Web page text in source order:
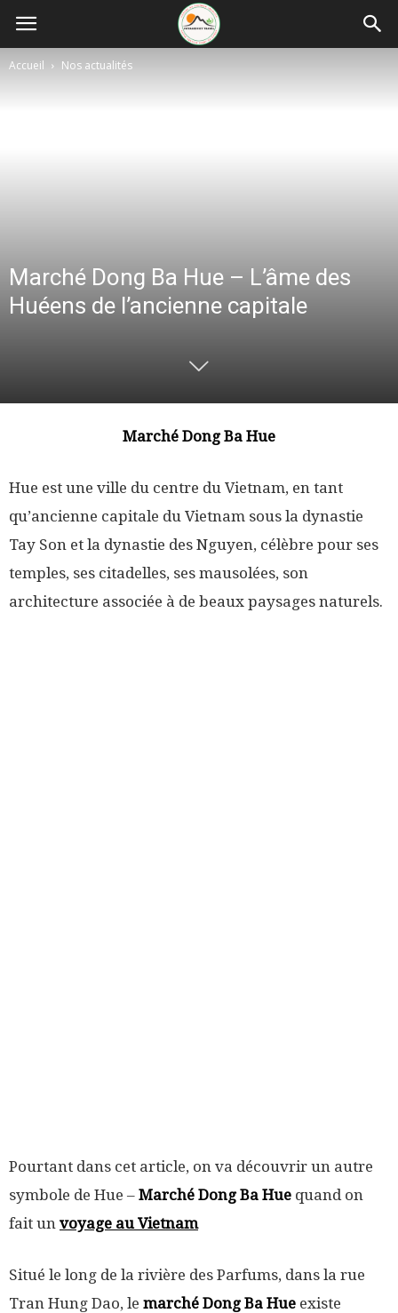
Accueil Nos actualités
Marché Dong Ba Hue – L’âme des
Marché Dong Ba Hue
Hue est une ville du centre du Vietnam, en tant
qu’ancienne capitale du Vietnam sous la dynastie
Tay Son et la dynastie des Nguyen, célèbre pour ses
temples, ses citadelles, ses mausolées, son
architecture associée à de beaux paysages naturels.
Pourtant dans cet article, on va découvrir un autre
symbole de Hue – Marché Dong Ba Hue quand on
fait un voyage au Vietnam
Situé le long de la rivière des Parfums, dans la rue
Tran Hung Dao, le marché Dong Ba Hue existe